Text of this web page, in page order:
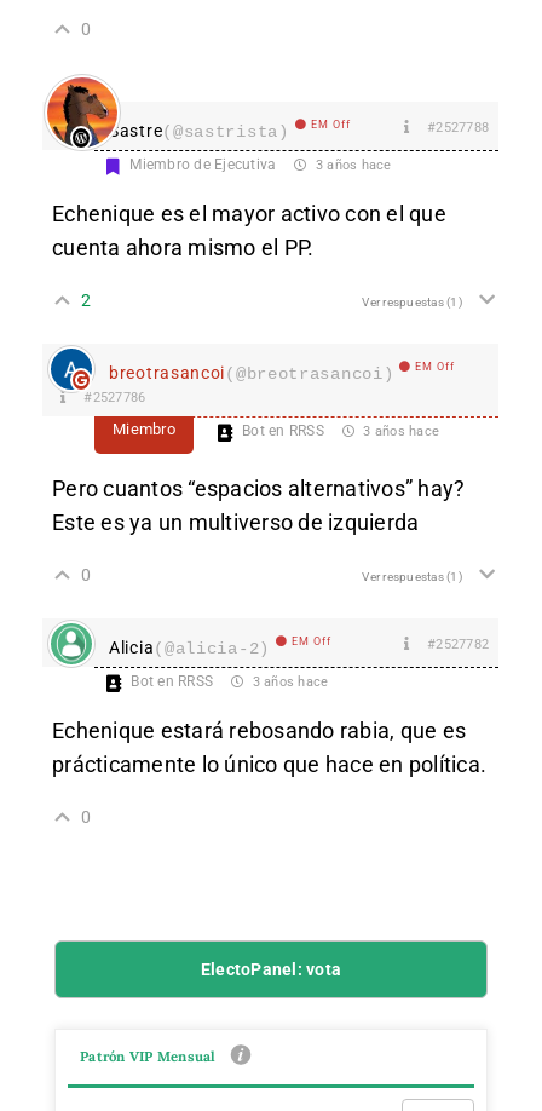
0
Sastre(@sastrista) EM Off #2527788
Miembro de Ejecutiva 3 años hace
Echenique es el mayor activo con el que
cuenta ahora mismo el PP.
2 Ver respuestas(1)
breotrasancoi(@breotrasancoi) EM Off
#2527786
Miembro Bot en RRSS 3 años hace
Pero cuantos “espacios alternativos” hay?
Este es ya un multiverso de izquierda
0 Ver respuestas(1)
Alicia(@alicia-2) EM Off #2527782
Bot en RRSS 3 años hace
Echenique estará rebosando rabia, que es
prácticamente lo único que hace en política.
0
ElectoPanel: vota
Patrón VIP Mensual